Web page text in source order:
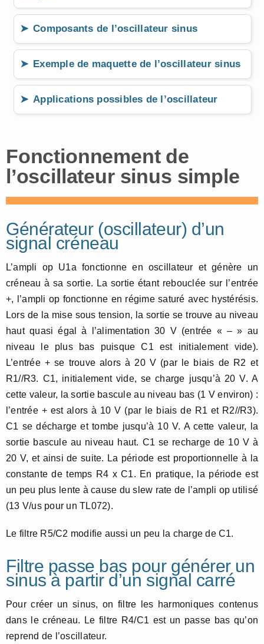
Composants de l’oscillateur sinus
Exemple de maquette de l’oscillateur sinus
Applications possibles de l’oscillateur
Fonctionnement de
l’oscillateur sinus simple
Générateur (oscillateur) d’un
signal créneau
L’ampli op U1a fonctionne en oscillateur et génère un
créneau à sa sortie. La sortie étant rebouclée sur l’entrée
+, l’ampli op fonctionne en régime saturé avec hystérésis.
Lors de la mise sous tension, la sortie se trouve au niveau
haut quasi égal à l’alimentation 30 V (entrée « – » au
niveau le plus bas puisque C1 est initialement vide).
L’entrée + se trouve alors à 20 V (par le biais de R2 et
R1//R3. C1, initialement vide, se charge jusqu’à 20 V. A
cette valeur, la sortie bascule au niveau bas (1 V environ) :
l’entrée + est alors à 10 V (par le biais de R1 et R2//R3).
C1 se décharge et tombe jusqu’à 10 V. A cette valeur, la
sortie bascule au niveau haut. C1 se recharge de 10 V à
20 V, et ainsi de suite. La période est proportionnelle à la
constante de temps R4 x C1. En pratique, la période est
un peu plus lente à cause du slew rate de l’ampli op utilisé
(13 V/us pour un TL072).
Le filtre R5/C2 modifie aussi un peu la charge de C1.
Filtre passe bas pour générer un
sinus à partir d’un signal carré
Pour créer un sinus, on filtre les harmoniques contenus
dans le créneau. Le filtre R4/C1 est un passe bas qu’on
reprend de l’oscillateur.